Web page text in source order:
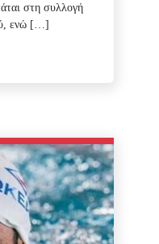
στη συλλογή
ενώ […]